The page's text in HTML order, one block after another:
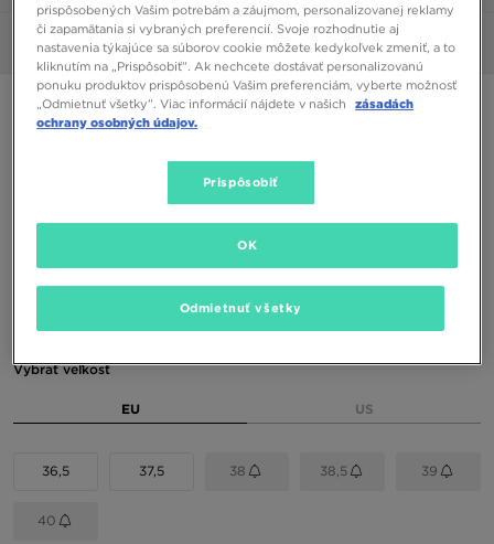
Obrázky 360°
ONLY AT JD
72,00 € -6%
(Najnižšia cena za 30 dní pred zľavou)
Béžová
Vybrať veľkosť
EU US
36,5 37,5 38 38,5 39
40
prispôsobených Vašim potrebám a záujmom, personalizovanej reklamy
či zapamätania si vybraných preferencií. Svoje rozhodnutie aj
nastavenia týkajúce sa súborov cookie môžete kedykoľvek zmeniť, a to
kliknutím na „Prispôsobiť”. Ak nechcete dostávať personalizovanú
ponuku produktov prispôsobenú Vašim preferenciám, vyberte možnosť
„Odmietnuť všetky”. Viac informácií nájdete v našich
zásadách
ochrany osobných údajov.
Prispôsobiť
Odmietnuť všetky
OK